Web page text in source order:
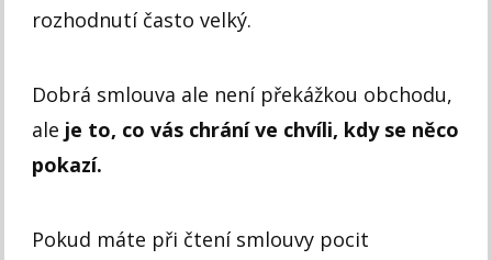
rozhodnutí často velký.
Dobrá smlouva ale není překážkou obchodu,
ale je to, co vás chrání ve chvíli, kdy se něco
pokazí.
Pokud máte při čtení smlouvy pocit